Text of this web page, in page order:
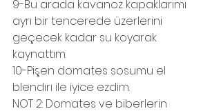
9-Bu arada kavanoz kapaklarımı
ayrı bir tencerede üzerlerini
geçecek kadar su koyarak
kaynattım.
10-Pişen domates sosumu el
blendırı ile iyice ezdim.
NOT 2: Domates ve biberlerin